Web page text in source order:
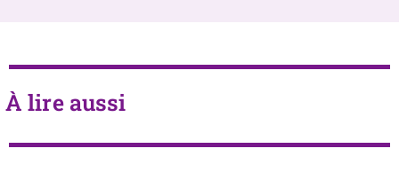
À lire aussi